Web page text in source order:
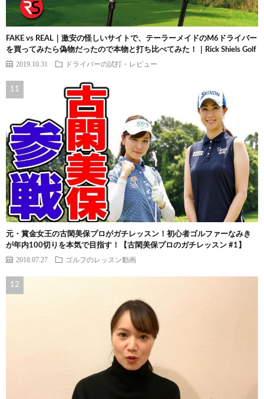
FAKE vs REAL｜激安の怪しいサイトで、テーラーメイドのM6ドライバー
を買ってみたら偽物だったので本物と打ち比べてみた！｜Rick Shiels Golf
2019.10.31 ドライバーの試打・レビュー
元・賞金女王の古閑美保プロがガチレッスン！初心者ゴルファーなみき
が年内100切りを本気で目指す！【古閑美保プロのガチレッスン #1】
2018.07.27 ゴルフのレッスン動画